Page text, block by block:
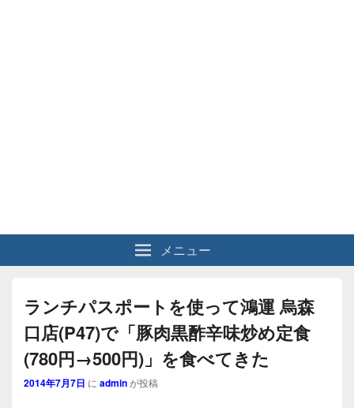
メニュー
ランチパスポートを使って鴻運 烏森
口店(P47)で「豚肉黒酢辛味炒め定食
(780円→500円)」を食べてきた
2014年7月7日 に adminが投稿